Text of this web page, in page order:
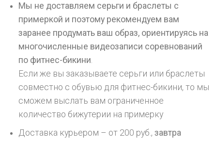
Мы не доставляем серьги и браслеты с
примеркой и поэтому рекомендуем вам
заранее продумать ваш образ, ориентируясь на
многочисленные видеозаписи соревнований
по фитнес-бикини
Если же вы заказываете серьги или браслеты
совместно с обувью для фитнес-бикини, то мы
сможем выслать вам ограниченное
количество бижутерии на примерку
Доставка курьером – от 200 руб.,завтра